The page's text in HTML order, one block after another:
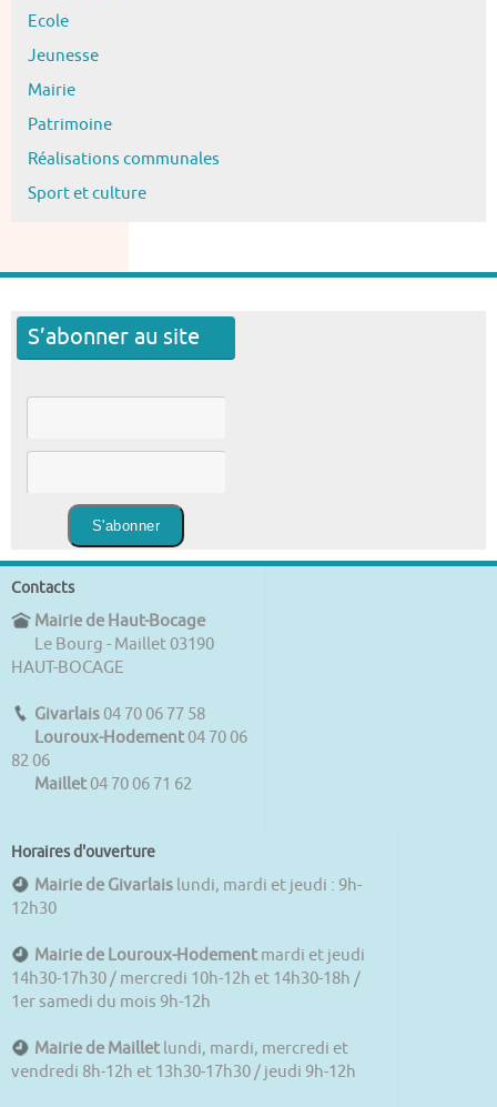
Ecole
Jeunesse
Mairie
Patrimoine
Réalisations communales
Sport et culture
S’abonner au site
Contacts
Mairie de Haut-Bocage
Le Bourg - Maillet 03190
HAUT-BOCAGE
Givarlais 04 70 06 77 58
Louroux-Hodement 04 70 06
82 06
Maillet 04 70 06 71 62
Horaires d'ouverture
Mairie de Givarlais lundi, mardi et jeudi : 9h-
12h30
Mairie de Louroux-Hodement mardi et jeudi
14h30-17h30 / mercredi 10h-12h et 14h30-18h /
1er samedi du mois 9h-12h
Mairie de Maillet lundi, mardi, mercredi et
vendredi 8h-12h et 13h30-17h30 / jeudi 9h-12h